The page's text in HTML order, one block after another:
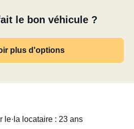
le bon véhicule ?
plus d'options
le·la locataire : 23 ans